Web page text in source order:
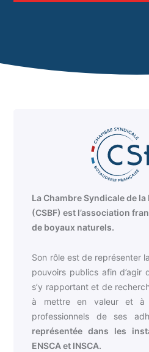
La Chambre Syndicale de
(CSBF) est l’association
de boyaux naturels.
Son rôle est de représenter
pouvoirs publics afin d’agir
s’y rapportant et de
à mettre en valeur et à
professionnels de ses
représentée dans les
ENSCA et INSCA.